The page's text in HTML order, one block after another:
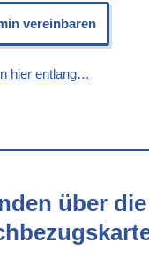
vereinbaren
hier entlang…
über die